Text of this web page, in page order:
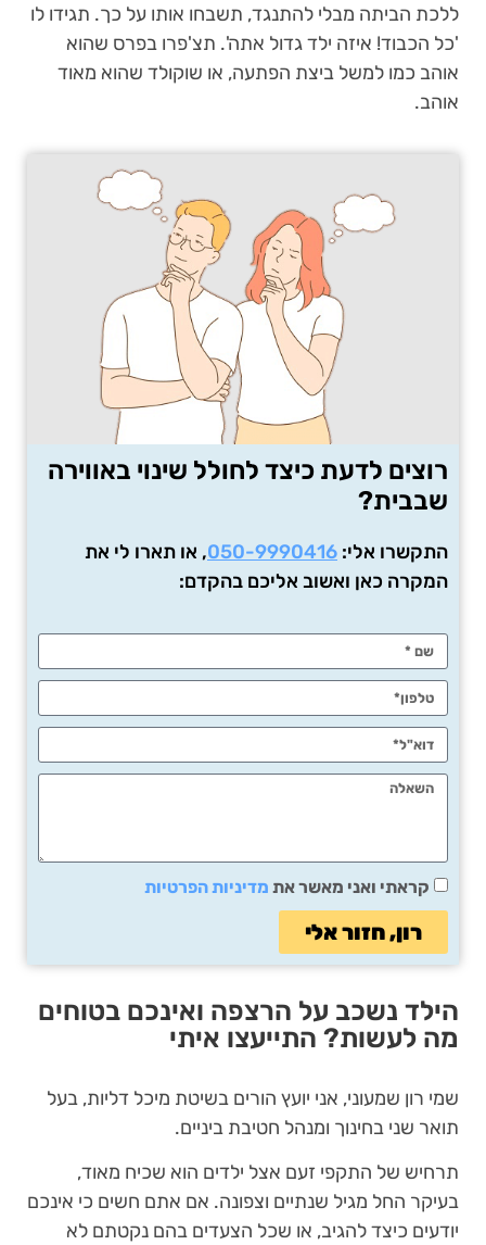
ללכת הביתה מבלי להתנגד, תשבחו אותו על כך. תגידו לו
'כל הכבוד! איזה ילד גדול אתה'. תצ'פרו בפרס שהוא
אוהב כמו למשל ביצת הפתעה, או שוקולד שהוא מאוד
אוהב.
רוצים לדעת כיצד לחולל שינוי באווירה
שבבית?
התקשרו אלי: 050-9990416, או תארו לי את
המקרה כאן ואשוב אליכם בהקדם:
קראתי ואני מאשר את מדיניות הפרטיות
רון, חזור אלי
הילד נשכב על הרצפה ואינכם בטוחים
מה לעשות? התייעצו איתי
שמי רון שמעוני, אני יועץ הורים בשיטת מיכל דליות, בעל
תואר שני בחינוך ומנהל חטיבת ביניים.
תרחיש של התקפי זעם אצל ילדים הוא שכיח מאוד,
בעיקר החל מגיל שנתיים וצפונה. אם אתם חשים כי אינכם
יודעים כיצד להגיב, או שכל הצעדים בהם נקטתם לא